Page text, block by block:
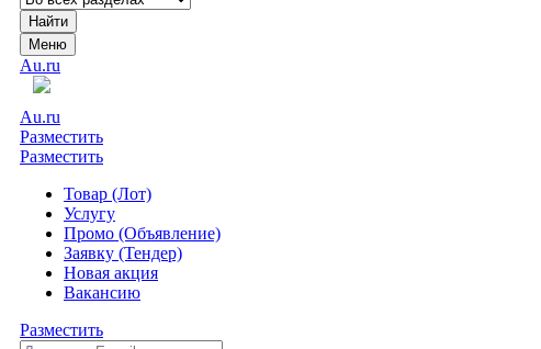
Найти
Меню
Au.ru
Au.ru
Разместить
Разместить
Товар (Лот)
Услугу
Промо (Объявление)
Заявку (Тендер)
Новая акция
Вакансию
Разместить